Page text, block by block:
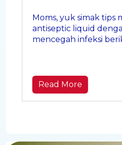
Moms, yuk simak tips
antiseptic liquid
mencegah infeksi
Read More